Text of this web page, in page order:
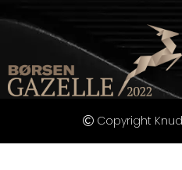
Copyright